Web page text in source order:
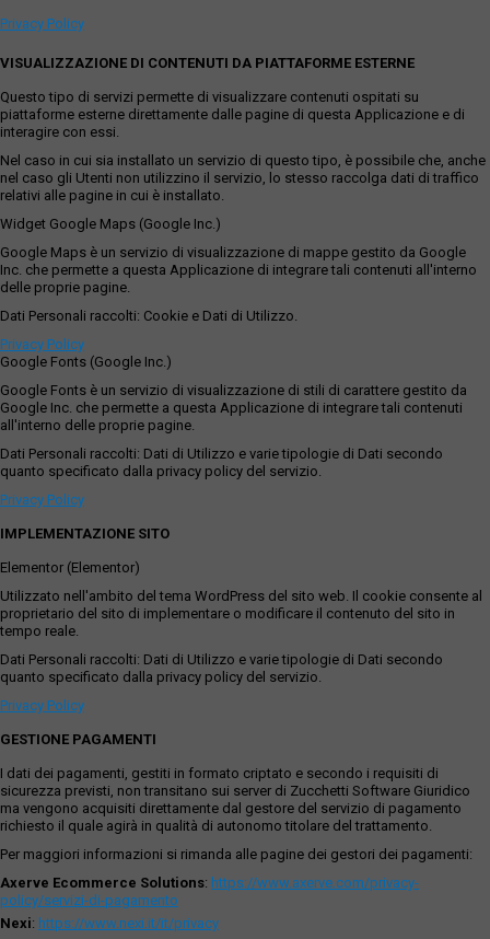
Privacy Policy
VISUALIZZAZIONE DI CONTENUTI DA PIATTAFORME ESTERNE
Questo tipo di servizi permette di visualizzare contenuti ospitati su
piattaforme esterne direttamente dalle pagine di questa Applicazione e di
interagire con essi.
Nel caso in cui sia installato un servizio di questo tipo, è possibile che, anche
nel caso gli Utenti non utilizzino il servizio, lo stesso raccolga dati di traffico
relativi alle pagine in cui è installato.
Widget Google Maps (Google Inc.)
Google Maps è un servizio di visualizzazione di mappe gestito da Google
Inc. che permette a questa Applicazione di integrare tali contenuti all'interno
delle proprie pagine.
Dati Personali raccolti: Cookie e Dati di Utilizzo.
Privacy Policy
Google Fonts (Google Inc.)
Google Fonts è un servizio di visualizzazione di stili di carattere gestito da
Google Inc. che permette a questa Applicazione di integrare tali contenuti
all'interno delle proprie pagine.
Dati Personali raccolti: Dati di Utilizzo e varie tipologie di Dati secondo
quanto specificato dalla privacy policy del servizio.
Privacy Policy
IMPLEMENTAZIONE SITO
Elementor (Elementor)
Utilizzato nell'ambito del tema WordPress del sito web. Il cookie consente al
proprietario del sito di implementare o modificare il contenuto del sito in
tempo reale.
Dati Personali raccolti: Dati di Utilizzo e varie tipologie di Dati secondo
quanto specificato dalla privacy policy del servizio.
Privacy Policy
GESTIONE PAGAMENTI
I dati dei pagamenti, gestiti in formato criptato e secondo i requisiti di
sicurezza previsti, non transitano sui server di Zucchetti Software Giuridico
ma vengono acquisiti direttamente dal gestore del servizio di pagamento
richiesto il quale agirà in qualità di autonomo titolare del trattamento.
Per maggiori informazioni si rimanda alle pagine dei gestori dei pagamenti:
Axerve Ecommerce Solutions: https://www.axerve.com/privacy-
policy/servizi-di-pagamento
Nexi: https://www.nexi.it/it/privacy